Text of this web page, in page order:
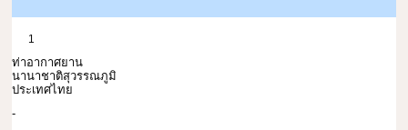
1
ท่าอากาศยาน
นานาชาติสุวรรณภูมิ
ประเทศไทย
-